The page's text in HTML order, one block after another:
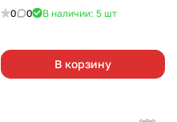
0 0 В наличии: 5 шт
В корзину